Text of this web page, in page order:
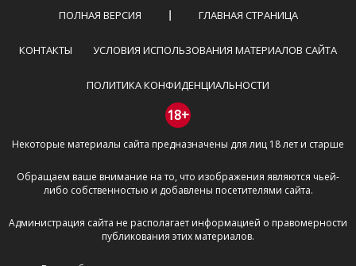
эмоциональных высказываний.
Не стоит отклоняться от предмета обсуждения.
Пожалуйста, не используйте в комментарие
призывы к насилию и высказывания,
направленные на разжигание расовой,
межнациональной и религиозной розни —
пожалейте наших модераторов, они кстати
очень славные ребята, поверьте.
Не пишите транслитом или только заглавными
буквами.
Не копируйте рецензии с других сайтов, нам
важно именно ваше мнение.
Не размещайте рекламу!
ПОЛНАЯ ВЕРСИЯ ГЛАВНАЯ СТРАНИЦА
КОНТАКТЫ УСЛОВИЯ ИСПОЛЬЗОВАНИЯ МАТЕРИАЛОВ САЙТА
ПОЛИТИКА КОНФИДЕНЦИАЛЬНОСТИ
18+
Некоторые материалы сайта предназначены для лиц 18 лет и старше
Обращаем ваше внимание на то, что изображения являются чьей-
либо собственностью и добавлены посетителями сайта.
Администрация сайта не располагает информацией о правомерности
публикования этих материалов.